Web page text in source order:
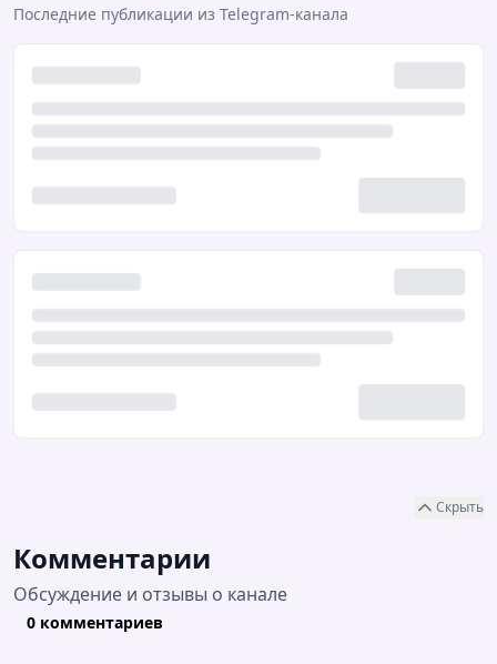
Скрыть
Комментарии
Обсуждение и отзывы о канале
0 комментариев
Последние публикации из Telegram-канала